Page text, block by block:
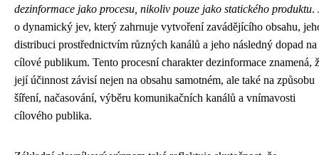
dezinformace jako procesu, nikoliv pouze jako statického produktu.
o dynamický jev, který zahrnuje vytvoření zavádějícího obsahu,
distribuci prostřednictvím různých kanálů a jeho následný dopad na
cílové publikum. Tento procesní charakter dezinformace znamená,
její účinnost závisí nejen na obsahu samotném, ale také na způsobu
šíření, načasování, výběru komunikačních kanálů a vnímavosti
cílového publika.